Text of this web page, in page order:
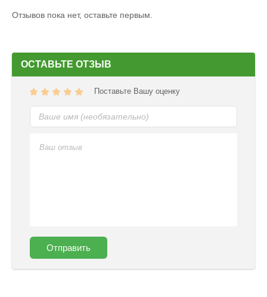
Отзывов пока нет, оставьте первым.
ОСТАВЬТЕ ОТЗЫВ
Поставьте Вашу оценку
Отправить